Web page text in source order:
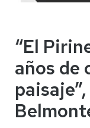
“El
años de